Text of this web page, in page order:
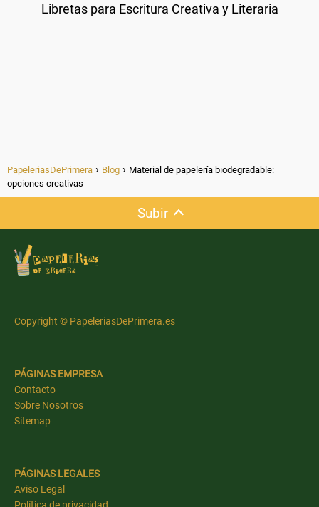
Libretas para Escritura Creativa y Literaria
PapeleriasDePrimera Blog
Material de papelería biodegradable:
opciones creativas
Subir
Copyright © PapeleriasDePrimera.es
PÁGINAS EMPRESA
Contacto
Sobre Nosotros
Sitemap
PÁGINAS LEGALES
Aviso Legal
Política de privacidad